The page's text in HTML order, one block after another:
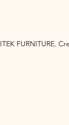
FURNITURE.